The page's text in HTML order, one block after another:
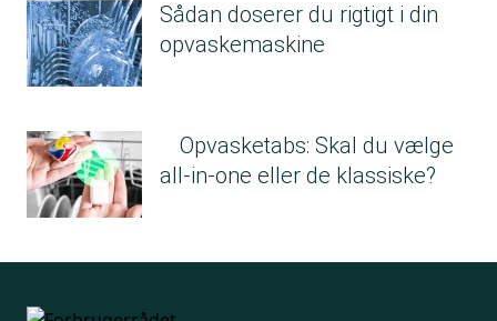
Sådan doserer du rigtigt i din
opvaskemaskine
Opvasketabs: Skal du vælge
all-in-one eller de klassiske?